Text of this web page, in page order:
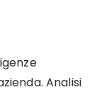
Analisi